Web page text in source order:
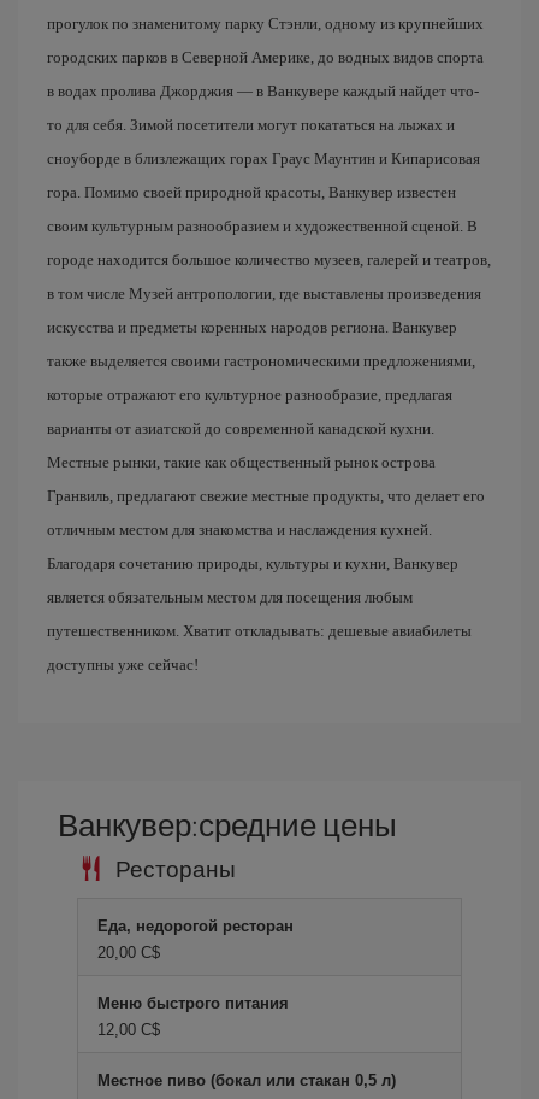
прогулок по знаменитому парку Стэнли, одному из крупнейших
городских парков в Северной Америке, до водных видов спорта
в водах пролива Джорджия — в Ванкувере каждый найдет что-
то для себя. Зимой посетители могут покататься на лыжах и
сноуборде в близлежащих горах Граус Маунтин и Кипарисовая
гора. Помимо своей природной красоты, Ванкувер известен
своим культурным разнообразием и художественной сценой. В
городе находится большое количество музеев, галерей и театров,
в том числе Музей антропологии, где выставлены произведения
искусства и предметы коренных народов региона. Ванкувер
также выделяется своими гастрономическими предложениями,
которые отражают его культурное разнообразие, предлагая
варианты от азиатской до современной канадской кухни.
Местные рынки, такие как общественный рынок острова
Гранвиль, предлагают свежие местные продукты, что делает его
отличным местом для знакомства и наслаждения кухней.
Благодаря сочетанию природы, культуры и кухни, Ванкувер
является обязательным местом для посещения любым
путешественником. Хватит откладывать: дешевые авиабилеты
доступны уже сейчас!
Ванкувер:средние цены
Рестораны
Еда, недорогой ресторан
20,00 C$
Меню быстрого питания
12,00 C$
Местное пиво (бокал или стакан 0,5 л)